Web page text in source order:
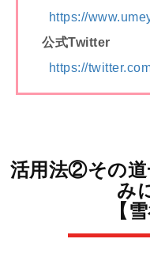
https://
公式Twitter
https://
活用法②その道
み
【